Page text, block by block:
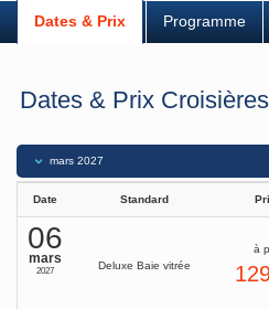
Dates & Prix Programme
Dates & Prix
mars 2027
Date Standard
06
mars
2027 Deluxe Baie vitrée
à